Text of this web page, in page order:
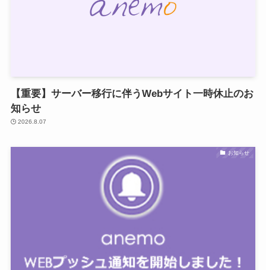
【重要】サーバー移行に伴うWebサイト一時休止のお
知らせ
2026.8.07
お知らせ